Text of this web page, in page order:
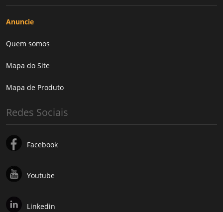
Anuncie
Quem somos
Mapa do Site
Mapa de Produto
Redes Sociais
Facebook
Youtube
Linkedin